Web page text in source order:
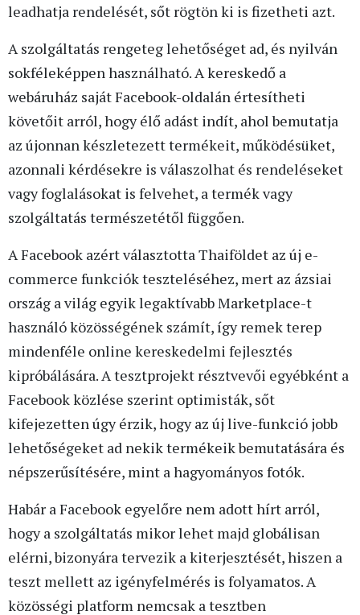
leadhatja rendelését, sőt rögtön ki is fizetheti azt.
A szolgáltatás rengeteg lehetőséget ad, és nyilván
sokféleképpen használható. A kereskedő a
webáruház saját Facebook-oldalán értesítheti
követőit arról, hogy élő adást indít, ahol bemutatja
az újonnan készletezett termékeit, működésüket,
azonnali kérdésekre is válaszolhat és rendeléseket
vagy foglalásokat is felvehet, a termék vagy
szolgáltatás természetétől függően.
A Facebook azért választotta Thaiföldet az új e-
commerce funkciók teszteléséhez, mert az ázsiai
ország a világ egyik legaktívabb Marketplace-t
használó közösségének számít, így remek terep
mindenféle online kereskedelmi fejlesztés
kipróbálására. A tesztprojekt résztvevői egyébként a
Facebook közlése szerint optimisták, sőt
kifejezetten úgy érzik, hogy az új live-funkció jobb
lehetőségeket ad nekik termékeik bemutatására és
népszerűsítésére, mint a hagyományos fotók.
Habár a Facebook egyelőre nem adott hírt arról,
hogy a szolgáltatás mikor lehet majd globálisan
elérni, bizonyára tervezik a kiterjesztését, hiszen a
teszt mellett az igényfelmérés is folyamatos. A
közösségi platform nemcsak a tesztben